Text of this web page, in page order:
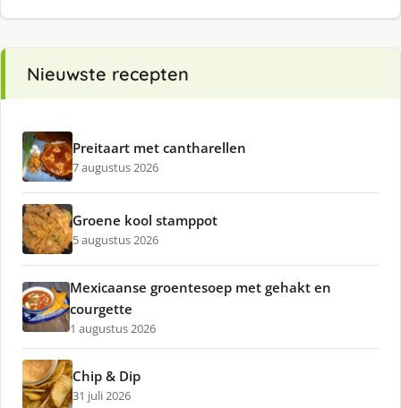
Nieuwste recepten
Preitaart met cantharellen
7 augustus 2026
Groene kool stamppot
5 augustus 2026
Mexicaanse groentesoep met gehakt en
courgette
1 augustus 2026
Chip & Dip
31 juli 2026